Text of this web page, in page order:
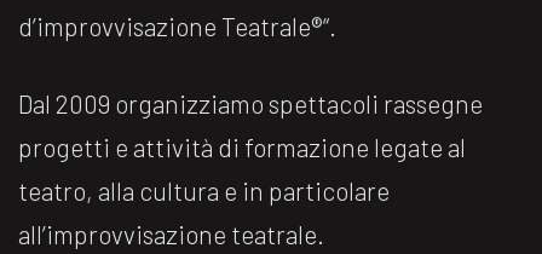
d’improvvisazione Teatrale®️“.
Dal 2009 organizziamo spettacoli rassegne
progetti e attività di formazione legate al
teatro, alla cultura e in particolare
all’improvvisazione teatrale.